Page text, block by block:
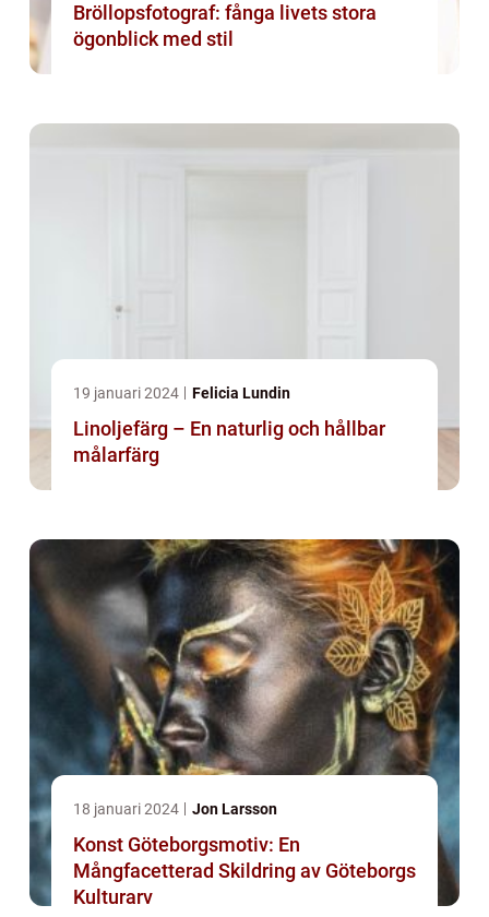
Bröllopsfotograf: fånga livets stora
ögonblick med stil
19 januari 2024 Felicia Lundin
Linoljefärg – En naturlig och hållbar
målarfärg
18 januari 2024 Jon Larsson
Konst Göteborgsmotiv: En
Mångfacetterad Skildring av Göteborgs
Kulturarv